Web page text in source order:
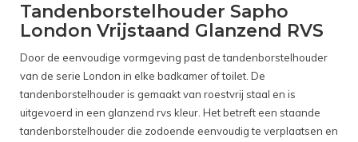
Tandenborstelhouder Sapho
London Vrijstaand Glanzend RVS
Door de eenvoudige vormgeving past de tandenborstelhouder
van de serie London in elke badkamer of toilet. De
tandenborstelhouder is gemaakt van roestvrij staal en is
uitgevoerd in een glanzend rvs kleur. Het betreft een staande
tandenborstelhouder die zodoende eenvoudig te verplaatsen en